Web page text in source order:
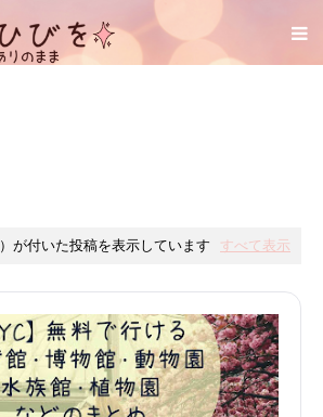
）が付いた投稿を表示しています すべて表示